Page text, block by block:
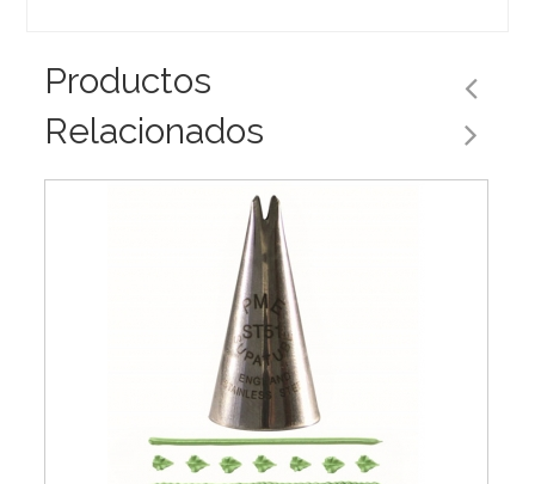
Productos
Relacionados